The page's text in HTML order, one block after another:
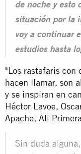
de noche y esto
situación por la
voy a continuar
estudios hasta
"Los rastafaris con
hacen llamar, son
y se inspiran en
Héctor Lavoe,
Apache, Ali
Sin duda